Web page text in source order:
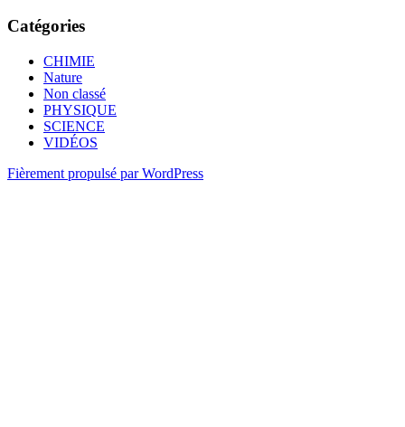
Catégories
CHIMIE
Nature
Non classé
PHYSIQUE
SCIENCE
VIDÉOS
Fièrement propulsé par WordPress